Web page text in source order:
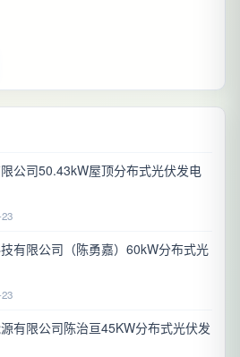
公司50.43kW屋顶分布式光伏发电
有限公司（陈勇嘉）60kW分布式光
有限公司陈治亘45KW分布式光伏发